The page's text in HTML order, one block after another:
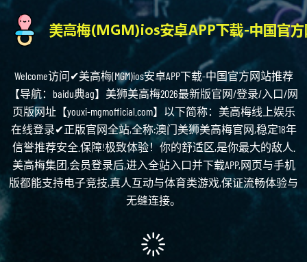
Welcome访问✔美高梅(MGM)ios安卓APP下载-中国官方网站推荐
【导航：baidu典ag】美狮美高梅2026最新版官网/登录/入口/网
页版网址【youxi-mgmofficial.com】以下简称：美高梅线上娱乐
在线登录✔正版官网全站,全称:澳门美狮美高梅官网,稳定18年
信誉推荐安全.保障!极致体验！你的舒适区,是你最大的敌人.
美高梅集团,会员登录后,进入全站入口并下载APP,网页与手机
版都能支持电子竞技,真人互动与体育类游戏,保证流畅体验与
无缝连接。